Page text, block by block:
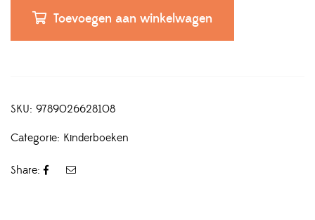
Toevoegen aan winkelwagen
SKU: 9789026628108
Categorie: Kinderboeken
Share: